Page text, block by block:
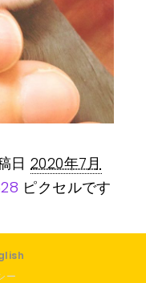
日2020年7月
ピクセルです
ー